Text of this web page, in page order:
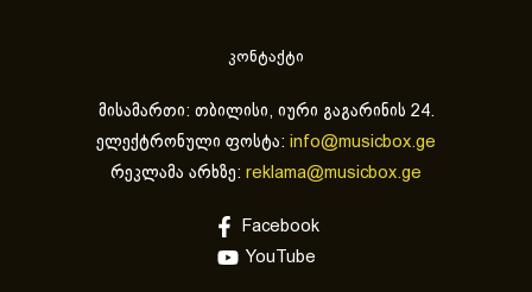
კონტაქტი
მისამართი: თბილისი, იური გაგარინის 24.
ელექტრონული ფოსტა: info@musicbox.ge
რეკლამა არხზე: reklama@musicbox.ge
Facebook
YouTube